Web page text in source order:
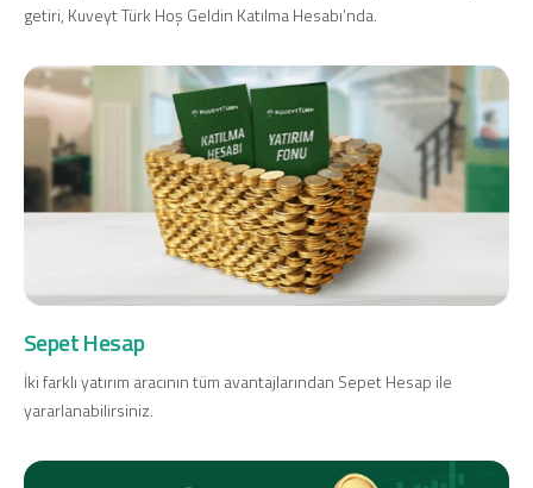
getiri, Kuveyt Türk Hoş Geldin Katılma Hesabı’nda.
Sepet Hesap
İki farklı yatırım aracının tüm avantajlarından Sepet Hesap ile
yararlanabilirsiniz.